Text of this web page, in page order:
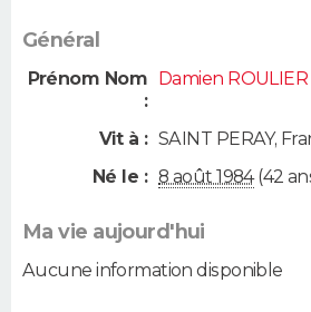
Général
Prénom Nom
:
Damien ROULIER
Vit à : SAINT PERAY,
Né le : 8 août 1984(42
Ma vie aujourd'hui
Aucune information disponible